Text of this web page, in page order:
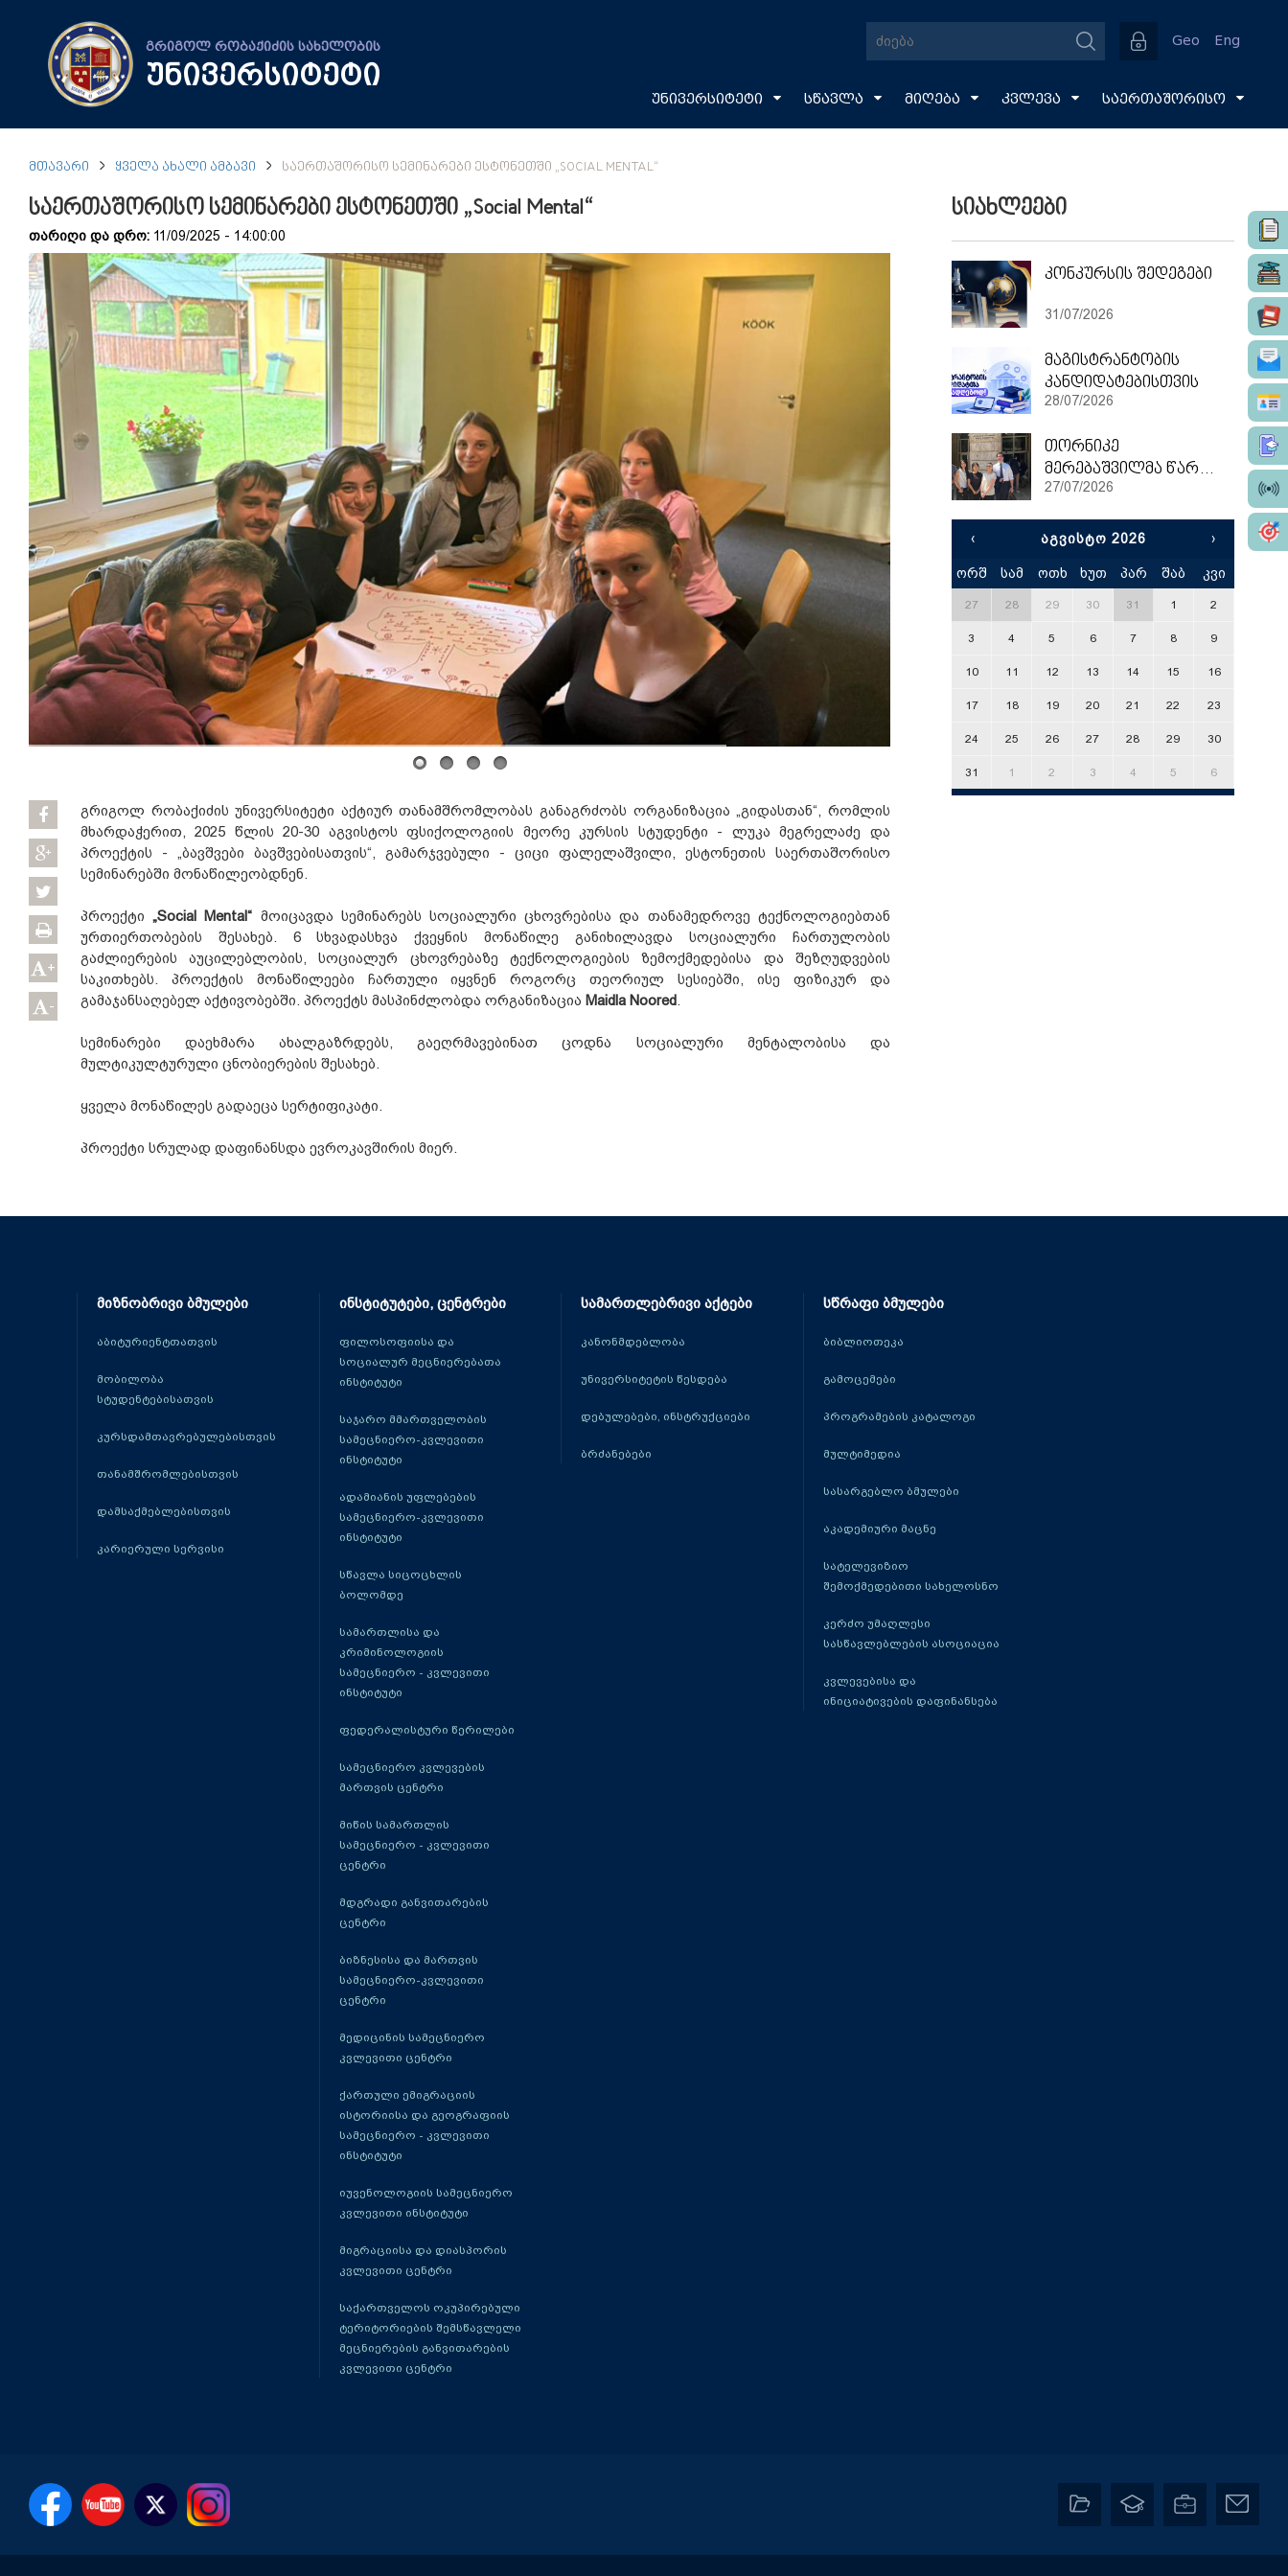
გრიგოლ რობაქიძის სახელობის
უნივერსიტეტი
Geo Eng
უნივერსიტეტი სწავლა მიღება კვლევა საერთაშორისო
ᲛᲗᲐᲕᲐᲠᲘ ᲧᲕᲔᲚᲐ ᲐᲮᲐᲚᲘ ᲐᲛᲑᲐᲕᲘ ᲡᲐᲔᲠᲗᲐᲨᲝᲠᲘᲡᲝ ᲡᲔᲛᲘᲜᲐᲠᲔᲑᲘ ᲔᲡᲢᲝᲜᲔᲗᲨᲘ „SOCIAL MENTAL“
საერთაშორისო სემინარები ესტონეთში „Social Mental“
თარიღი და დრო: 11/09/2025 - 14:00:00
+
-
გრიგოლ რობაქიძის უნივერსიტეტი აქტიურ თანამშრომლობას განაგრძობს ორგანიზაცია „გიდასთან“, რომლის
მხარდაჭერით, 2025 წლის 20-30 აგვისტოს ფსიქოლოგიის მეორე კურსის სტუდენტი - ლუკა მეგრელაძე და
პროექტის - „ბავშვები ბავშვებისათვის“, გამარჯვებული - ციცი ფალელაშვილი, ესტონეთის საერთაშორისო
სემინარებში მონაწილეობდნენ.
პროექტი„Social Mental“ მოიცავდა სემინარებს სოციალური ცხოვრებისა და თანამედროვე ტექნოლოგიებთან
ურთიერთობების შესახებ. 6 სხვადასხვა ქვეყნის მონაწილე განიხილავდა სოციალური ჩართულობის
გაძლიერების აუცილებლობის, სოციალურ ცხოვრებაზე ტექნოლოგიების ზემოქმედებისა და შეზღუდვების
საკითხებს. პროექტის მონაწილეები ჩართული იყვნენ როგორც თეორიულ სესიებში, ისე ფიზიკურ და
გამაჯანსაღებელ აქტივობებში. პროექტს მასპინძლობდა ორგანიზაცია Maidla Noored.
სემინარები დაეხმარა ახალგაზრდებს, გაეღრმავებინათ ცოდნა სოციალური მენტალობისა და
მულტიკულტურული ცნობიერების შესახებ.
ყველა მონაწილეს გადაეცა სერტიფიკატი.
პროექტი სრულად დაფინანსდა ევროკავშირის მიერ.
სიახლეები
კონკურსის შედეგები
31/07/2026
მაგისტრანტობის
კანდიდატებისთვის
28/07/2026
თორნიკე
მერებაშვილმა წარჩინებით დაასრულა ეტვოშ ლორანის უნივერსიტეტის სამაგისტრო პროგრამა
27/07/2026
‹ ᲐᲒᲕᲘᲡᲢᲝ 2026 ›
ორშ სამ ოთხ ხუთ პარ შაბ კვი
27 28 29 30 31 1 2
3 4 5 6 7 8 9
10 11 12 13 14 15 16
17 18 19 20 21 22 23
24 25 26 27 28 29 30
31 1 2 3 4 5 6
მიზნობრივი ბმულები
აბიტურიენტთათვის
მობილობა
სტუდენტებისათვის
კურსდამთავრებულებისთვის
თანამშრომლებისთვის
დამსაქმებლებისთვის
კარიერული სერვისი
ინსტიტუტები, ცენტრები
ფილოსოფიისა და
სოციალურ მეცნიერებათა
ინსტიტუტი
საჯარო მმართველობის
სამეცნიერო-კვლევითი
ინსტიტუტი
ადამიანის უფლებების
სამეცნიერო-კვლევითი
ინსტიტუტი
სწავლა სიცოცხლის
ბოლომდე
სამართლისა და
კრიმინოლოგიის
სამეცნიერო - კვლევითი
ინსტიტუტი
ფედერალისტური წერილები
სამეცნიერო კვლევების
მართვის ცენტრი
მიწის სამართლის
სამეცნიერო - კვლევითი
ცენტრი
მდგრადი განვითარების
ცენტრი
ბიზნესისა და მართვის
სამეცნიერო-კვლევითი
ცენტრი
მედიცინის სამეცნიერო
კვლევითი ცენტრი
ქართული ემიგრაციის
ისტორიისა და გეოგრაფიის
სამეცნიერო - კვლევითი
ინსტიტუტი
იუვენოლოგიის სამეცნიერო
კვლევითი ინსტიტუტი
მიგრაციისა და დიასპორის
კვლევითი ცენტრი
საქართველოს ოკუპირებული
ტერიტორიების შემსწავლელი
მეცნიერების განვითარების
კვლევითი ცენტრი
სამართლებრივი აქტები
კანონმდებლობა
უნივერსიტეტის წესდება
დებულებები, ინსტრუქციები
ბრძანებები
სწრაფი ბმულები
ბიბლიოთეკა
გამოცემები
პროგრამების კატალოგი
მულტიმედია
სასარგებლო ბმულები
აკადემიური მაცნე
სატელევიზიო
შემოქმედებითი სახელოსნო
კერძო უმაღლესი
სასწავლებლების ასოციაცია
კვლევებისა და
ინიციატივების დაფინანსება